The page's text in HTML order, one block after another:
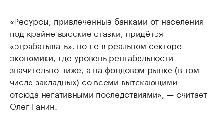
«Ресурсы, привлеченные банками от населения
под крайне высокие ставки, придётся
«отрабатывать», но не в реальном секторе
экономики, где уровень рентабельности
значительно ниже, а на фондовом рынке (в том
числе закладных) со всеми вытекающими
отсюда негативными последствиями», — считает
Олег Ганин.